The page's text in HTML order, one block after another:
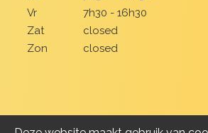
Vr
7h30 - 16h30
Zat
closed
Zon
closed